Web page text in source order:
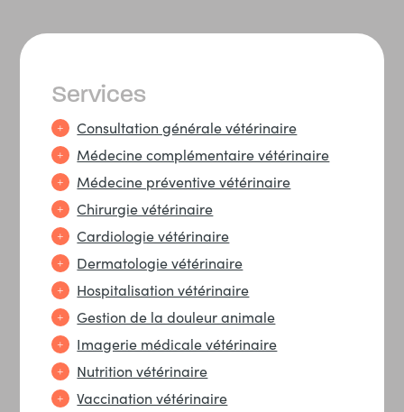
Services
Consultation générale vétérinaire
Médecine complémentaire vétérinaire
Médecine préventive vétérinaire
Chirurgie vétérinaire
Cardiologie vétérinaire
Dermatologie vétérinaire
Hospitalisation vétérinaire
Gestion de la douleur animale
Imagerie médicale vétérinaire
Nutrition vétérinaire
Vaccination vétérinaire